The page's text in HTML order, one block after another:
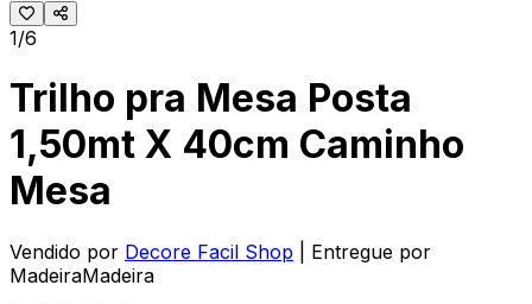
1/6
Trilho pra Mesa Posta
1,50mt X 40cm Caminho
Mesa
Vendido por Decore Facil Shop
| Entregue por
MadeiraMadeira